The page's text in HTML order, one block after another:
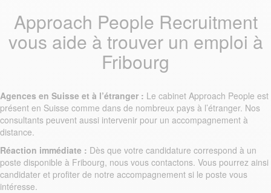
Approach People Recruitment
vous aide à trouver un emploi à
Fribourg
Agences en Suisse et à l’étranger : Le cabinet Approach People est
présent en Suisse comme dans de nombreux pays à l’étranger. Nos
consultants peuvent aussi intervenir pour un accompagnement à
distance.
Réaction immédiate : Dès que votre candidature correspond à un
poste disponible à Fribourg, nous vous contactons. Vous pourrez ainsi
candidater et profiter de notre accompagnement si le poste vous
intéresse.